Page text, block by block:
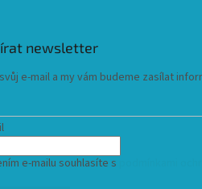
newsletter
e-mail a my vám budeme zasílat
e-mailu souhlasíte s